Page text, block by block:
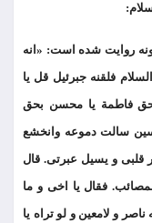
روایت شده است: «انه
فلقنه جبرئیل قل یا
فاطمة یا محسن بحق
سالت دموعه وانخشع
قلبی و یسیل عبرتی. قال
فقال یا اخی و ما
و لامعین و لو تراه یا